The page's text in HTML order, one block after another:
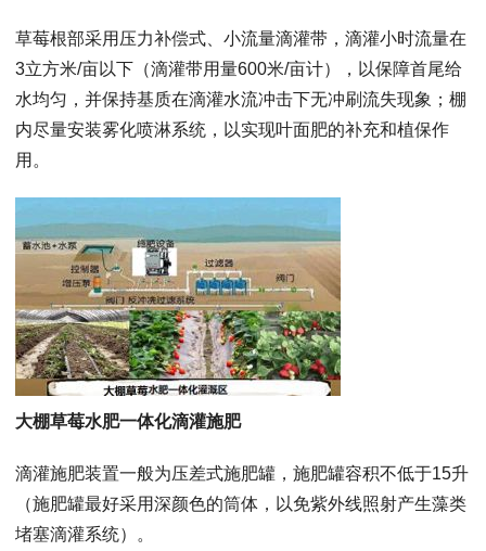
草莓根部采用压力补偿式、小流量滴灌带，滴灌小时流量在
3立方米/亩以下（滴灌带用量600米/亩计），以保障首尾给
水均匀，并保持基质在滴灌水流冲击下无冲刷流失现象；棚
内尽量安装雾化喷淋系统，以实现叶面肥的补充和植保作
用。
大棚草莓水肥一体化滴灌施肥
滴灌施肥装置一般为压差式施肥罐，施肥罐容积不低于15升
（施肥罐最好采用深颜色的筒体，以免紫外线照射产生藻类
堵塞滴灌系统）。